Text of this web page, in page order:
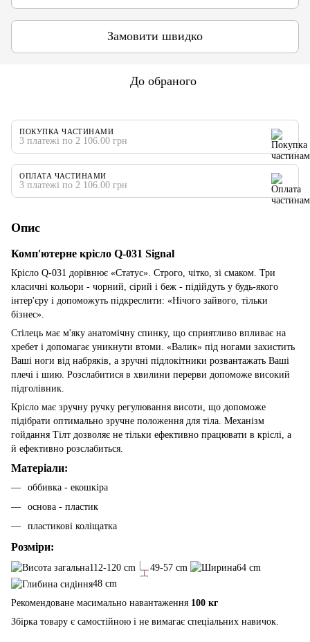
Замовити швидко
До обраного
ПОКУПКА ЧАСТИНАМИ
3 платежі по 2 106.00 грн
ОПЛАТА ЧАСТИНАМИ
3 платежі по 2 106.00 грн
Опис
Комп'ютерне крісло Q-031 Signal
Крісло Q-031 дорівнює «Статус». Строго, чітко, зі смаком. Три
класичні кольори - чорний, сірий і беж - підійдуть у будь-якого
інтер'єру і допоможуть підкреслити: «Нічого зайвого, тільки
бізнес».
Стілець має м'яку анатомічну спинку, що сприятливо впливає на
хребет і допомагає уникнути втоми. «Валик» під ногами захистить
Ваші ноги від набряків, а зручні підлокітники розвантажать Ваші
плечі і шию. Розслабитися в хвилини перерви допоможе високий
підголівник.
Крісло має зручну ручку регулювання висоти, що допоможе
підібрати оптимально зручне положення для тіла. Механізм
гойдання Тілт дозволяє не тільки ефективно працювати в кріслі, а
й ефективно розслабиться.
Матеріали:
оббивка - екошкіра
основа - пластик
пластикові коліщатка
Розміри:
112-120 cm 49-57 cm
64 cm
48 cm
Рекомендоване масимально навантаження 100 кг
Збірка товару є самостійною і не вимагає спеціальних навичок.